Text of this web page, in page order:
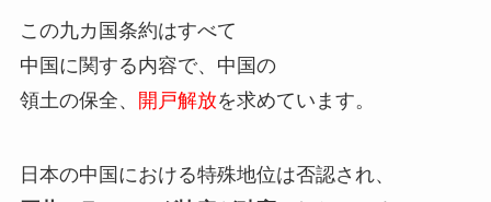
この九カ国条約はすべて
中国に関する内容で、中国の
領土の保全、
開戸解放を求めています。
日本の中国における特殊地位は否認され、